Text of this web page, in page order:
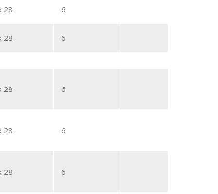
28 6
28 6
28 6
28 6
28 6